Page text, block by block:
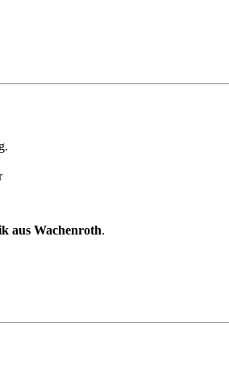
aus Wachenroth.